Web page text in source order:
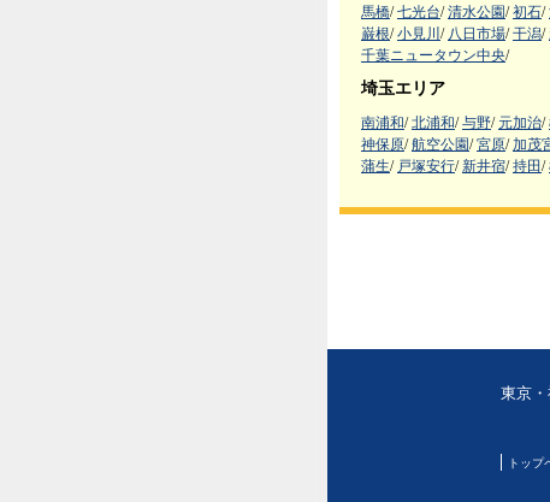
馬橋/ 七光台/ 清水公園/ 初石/
巌根/ 小見川 / 八日市場/ 干潟/
千葉ニュータウン中央/
埼玉エリア
南浦和/ 北浦和/ 与野/ 元加治/
神保原/ 航空公園/ 宮原/ 加茂
蒲生/ 戸塚安行/ 新井宿/ 持田/
東京
トップ